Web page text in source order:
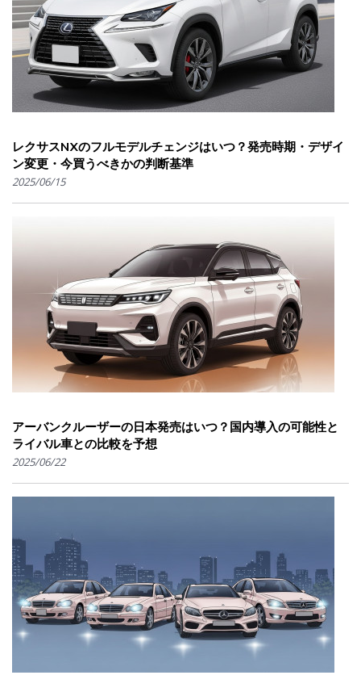
レクサスNXのフルモデルチェンジはいつ？発売時期・デザイ
ン変更・今買うべきかの判断基準
2025/06/15
アーバンクルーザーの日本発売はいつ？国内導入の可能性と
ライバル車との比較を予想
2025/06/22